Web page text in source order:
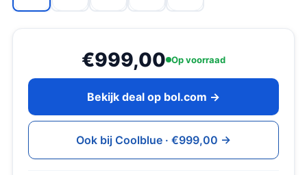
€999,00 Op voorraad
Bekijk deal op bol.com →
Ook bij Coolblue · €999,00 →